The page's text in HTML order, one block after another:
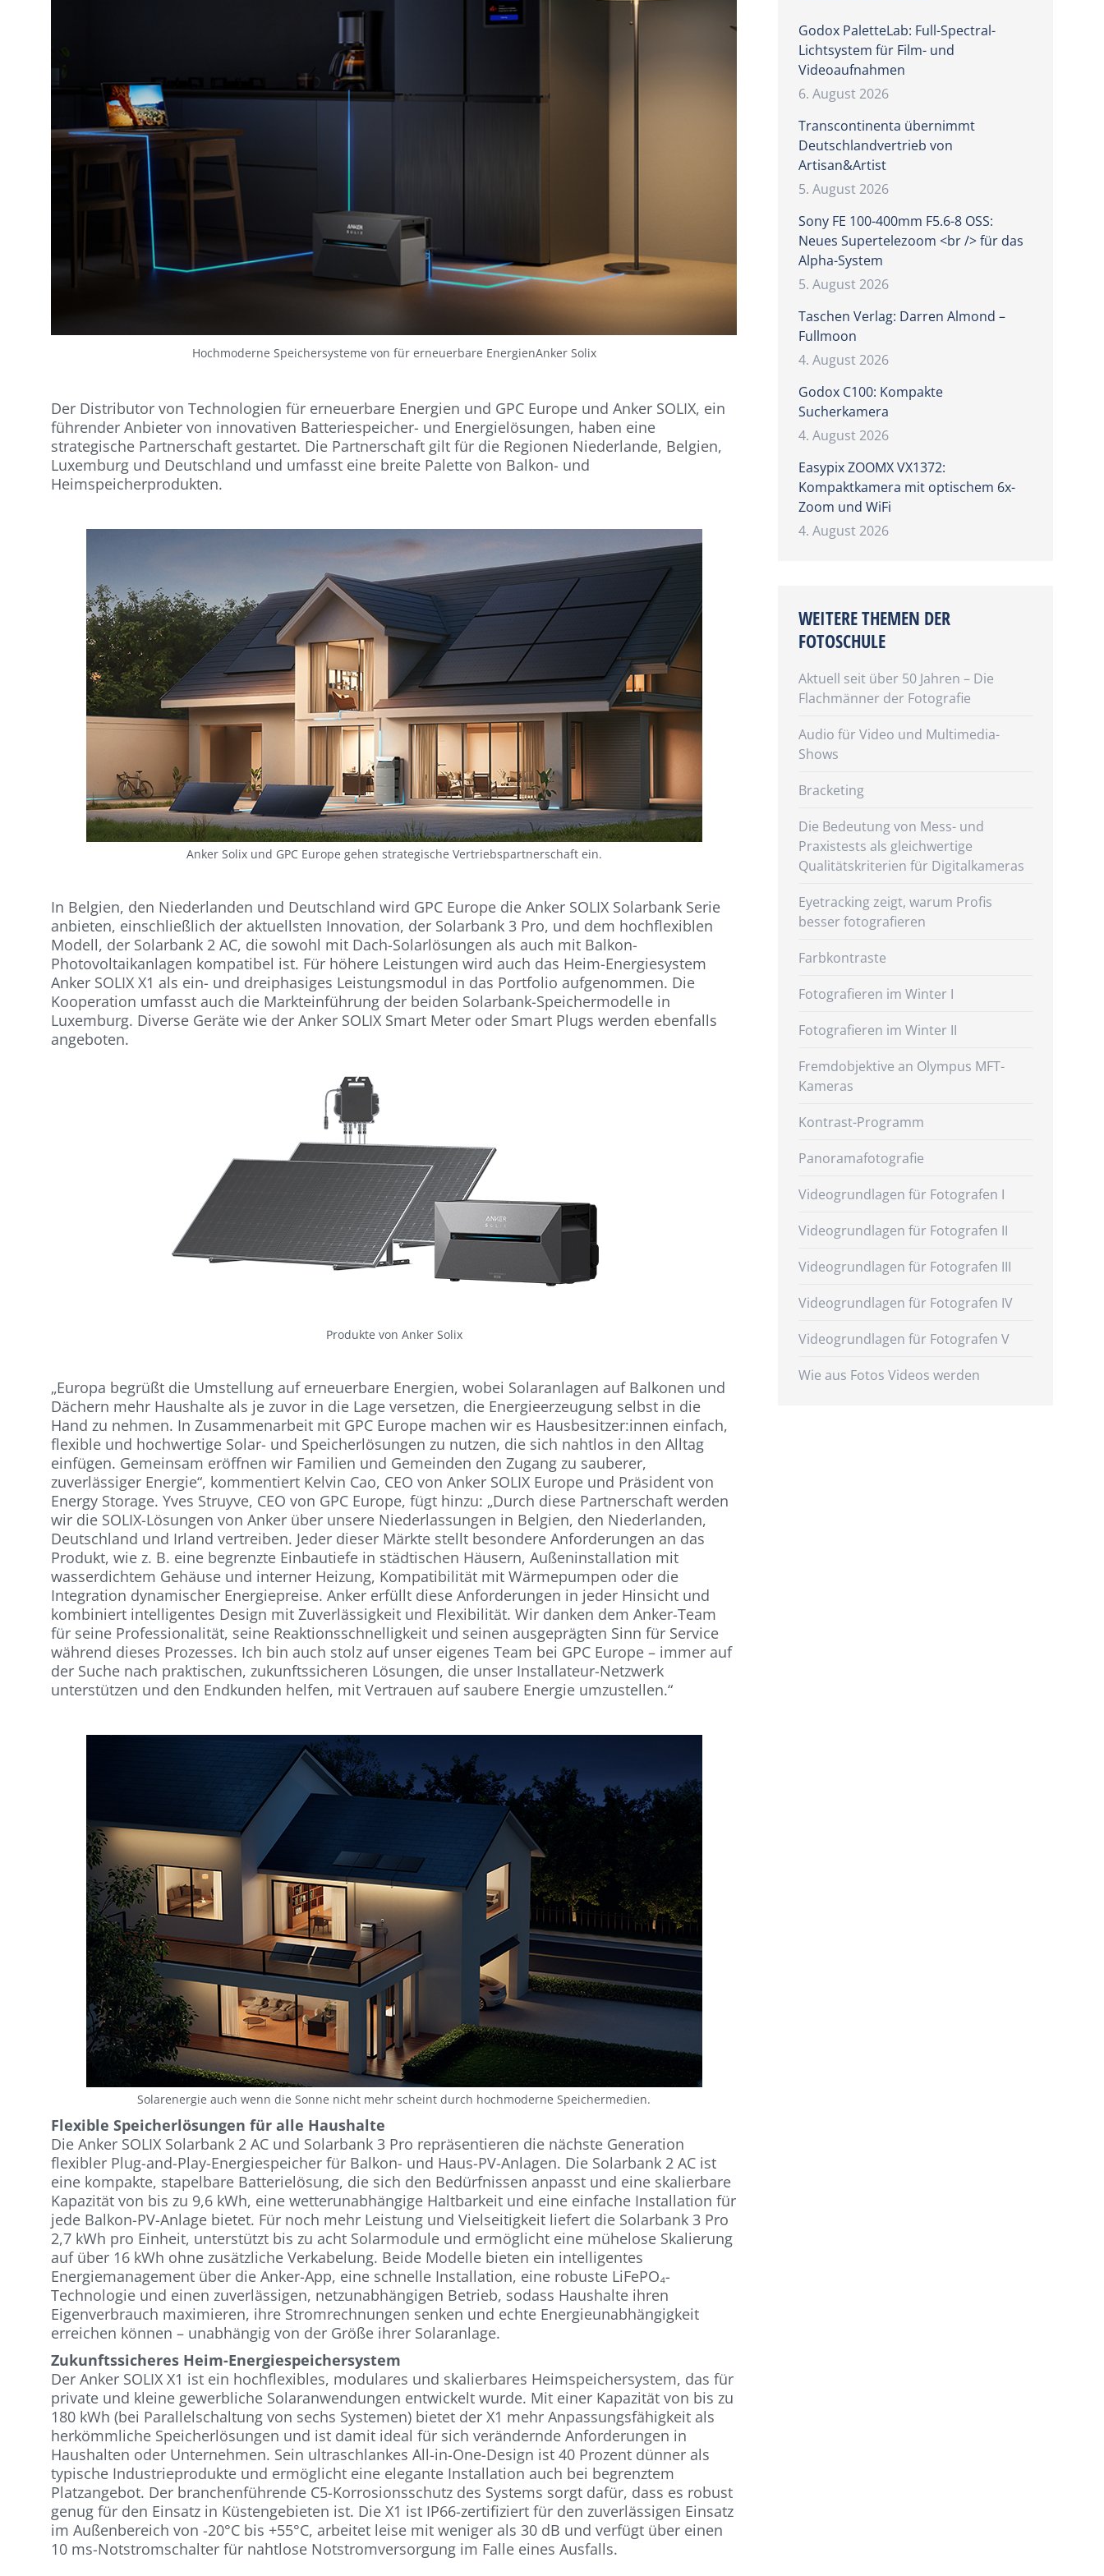
Hochmoderne Speichersysteme von für erneuerbare EnergienAnker Solix
Der Distributor von Technologien für erneuerbare Energien und GPC Europe und Anker SOLIX, ein
führender Anbieter von innovativen Batteriespeicher- und Energielösungen, haben eine
strategische Partnerschaft gestartet. Die Partnerschaft gilt für die Regionen Niederlande, Belgien,
Luxemburg und Deutschland und umfasst eine breite Palette von Balkon- und
Heimspeicherprodukten.
Anker Solix und GPC Europe gehen strategische Vertriebspartnerschaft ein.
In Belgien, den Niederlanden und Deutschland wird GPC Europe die Anker SOLIX Solarbank Serie
anbieten, einschließlich der aktuellsten Innovation, der Solarbank 3 Pro, und dem hochflexiblen
Modell, der Solarbank 2 AC, die sowohl mit Dach-Solarlösungen als auch mit Balkon-
Photovoltaikanlagen kompatibel ist. Für höhere Leistungen wird auch das Heim-Energiesystem
Anker SOLIX X1 als ein- und dreiphasiges Leistungsmodul in das Portfolio aufgenommen. Die
Kooperation umfasst auch die Markteinführung der beiden Solarbank-Speichermodelle in
Luxemburg. Diverse Geräte wie der Anker SOLIX Smart Meter oder Smart Plugs werden ebenfalls
angeboten.
Produkte von Anker Solix
„Europa begrüßt die Umstellung auf erneuerbare Energien, wobei Solaranlagen auf Balkonen und
Dächern mehr Haushalte als je zuvor in die Lage versetzen, die Energieerzeugung selbst in die
Hand zu nehmen. In Zusammenarbeit mit GPC Europe machen wir es Hausbesitzer:innen einfach,
flexible und hochwertige Solar- und Speicherlösungen zu nutzen, die sich nahtlos in den Alltag
einfügen. Gemeinsam eröffnen wir Familien und Gemeinden den Zugang zu sauberer,
zuverlässiger Energie“, kommentiert Kelvin Cao, CEO von Anker SOLIX Europe und Präsident von
Energy Storage. Yves Struyve, CEO von GPC Europe, fügt hinzu: „Durch diese Partnerschaft werden
wir die SOLIX-Lösungen von Anker über unsere Niederlassungen in Belgien, den Niederlanden,
Deutschland und Irland vertreiben. Jeder dieser Märkte stellt besondere Anforderungen an das
Produkt, wie z. B. eine begrenzte Einbautiefe in städtischen Häusern, Außeninstallation mit
wasserdichtem Gehäuse und interner Heizung, Kompatibilität mit Wärmepumpen oder die
Integration dynamischer Energiepreise. Anker erfüllt diese Anforderungen in jeder Hinsicht und
kombiniert intelligentes Design mit Zuverlässigkeit und Flexibilität. Wir danken dem Anker-Team
für seine Professionalität, seine Reaktionsschnelligkeit und seinen ausgeprägten Sinn für Service
während dieses Prozesses. Ich bin auch stolz auf unser eigenes Team bei GPC Europe – immer auf
der Suche nach praktischen, zukunftssicheren Lösungen, die unser Installateur-Netzwerk
unterstützen und den Endkunden helfen, mit Vertrauen auf saubere Energie umzustellen.“
Solarenergie auch wenn die Sonne nicht mehr scheint durch hochmoderne Speichermedien.
Flexible Speicherlösungen für alle Haushalte
Die Anker SOLIX Solarbank 2 AC und Solarbank 3 Pro repräsentieren die nächste Generation
flexibler Plug-and-Play-Energiespeicher für Balkon- und Haus-PV-Anlagen. Die Solarbank 2 AC ist
eine kompakte, stapelbare Batterielösung, die sich den Bedürfnissen anpasst und eine skalierbare
Kapazität von bis zu 9,6 kWh, eine wetterunabhängige Haltbarkeit und eine einfache Installation für
jede Balkon-PV-Anlage bietet. Für noch mehr Leistung und Vielseitigkeit liefert die Solarbank 3 Pro
2,7 kWh pro Einheit, unterstützt bis zu acht Solarmodule und ermöglicht eine mühelose Skalierung
auf über 16 kWh ohne zusätzliche Verkabelung. Beide Modelle bieten ein intelligentes
Energiemanagement über die Anker-App, eine schnelle Installation, eine robuste LiFePO₄-
Technologie und einen zuverlässigen, netzunabhängigen Betrieb, sodass Haushalte ihren
Eigenverbrauch maximieren, ihre Stromrechnungen senken und echte Energieunabhängigkeit
erreichen können – unabhängig von der Größe ihrer Solaranlage.
Zukunftssicheres Heim-Energiespeichersystem
Der Anker SOLIX X1 ist ein hochflexibles, modulares und skalierbares Heimspeichersystem, das für
private und kleine gewerbliche Solaranwendungen entwickelt wurde. Mit einer Kapazität von bis zu
180 kWh (bei Parallelschaltung von sechs Systemen) bietet der X1 mehr Anpassungsfähigkeit als
herkömmliche Speicherlösungen und ist damit ideal für sich verändernde Anforderungen in
Haushalten oder Unternehmen. Sein ultraschlankes All-in-One-Design ist 40 Prozent dünner als
typische Industrieprodukte und ermöglicht eine elegante Installation auch bei begrenztem
Platzangebot. Der branchenführende C5-Korrosionsschutz des Systems sorgt dafür, dass es robust
genug für den Einsatz in Küstengebieten ist. Die X1 ist IP66-zertifiziert für den zuverlässigen Einsatz
im Außenbereich von -20°C bis +55°C, arbeitet leise mit weniger als 30 dB und verfügt über einen
10 ms-Notstromschalter für nahtlose Notstromversorgung im Falle eines Ausfalls.
Godox PaletteLab: Full-Spectral-
Lichtsystem für Film- und
Videoaufnahmen
6. August 2026
Transcontinenta übernimmt
Deutschlandvertrieb von
Artisan&Artist
5. August 2026
Sony FE 100-400mm F5.6-8 OSS:
Neues Supertelezoom <br /> für das
Alpha-System
5. August 2026
Taschen Verlag: Darren Almond –
Fullmoon
4. August 2026
Godox C100: Kompakte
Sucherkamera
4. August 2026
Easypix ZOOMX VX1372:
Kompaktkamera mit optischem 6x-
Zoom und WiFi
4. August 2026
WEITERE THEMEN DER
FOTOSCHULE
Aktuell seit über 50 Jahren – Die
Flachmänner der Fotografie
Audio für Video und Multimedia-
Shows
Bracketing
Die Bedeutung von Mess- und
Praxistests als gleichwertige
Qualitätskriterien für Digitalkameras
Eyetracking zeigt, warum Profis
besser fotografieren
Farbkontraste
Fotografieren im Winter I
Fotografieren im Winter II
Fremdobjektive an Olympus MFT-
Kameras
Kontrast-Programm
Panoramafotografie
Videogrundlagen für Fotografen I
Videogrundlagen für Fotografen II
Videogrundlagen für Fotografen III
Videogrundlagen für Fotografen IV
Videogrundlagen für Fotografen V
Wie aus Fotos Videos werden